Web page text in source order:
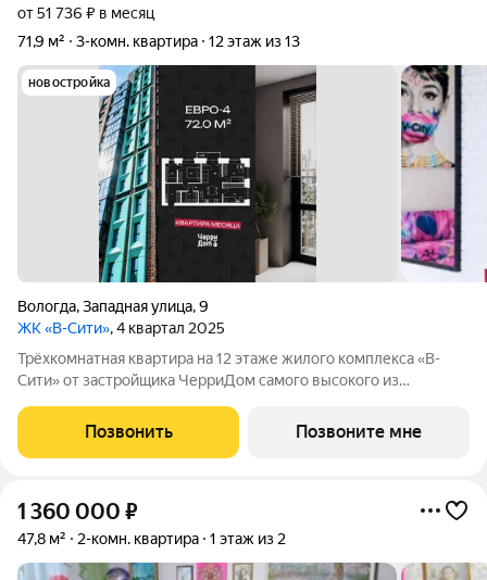
от 51 736 ₽ в месяц
71,9 м²
3-комн. квартира 12 этаж из 13
новостройка
Вологда,Западная улица,9
ЖК «В-Сити», 4 квартал 2025
Трёхкомнатная квартира на 12 этаже жилого комплекса «В-
Сити» от застройщика ЧерриДом самого высокого из
гостиная и три отдельные спальни. 14 этажей, фасад цвета
Позвонить Позвоните мне
1 360 000 ₽
47,8 м² 2-комн. квартира 1 этаж из 2